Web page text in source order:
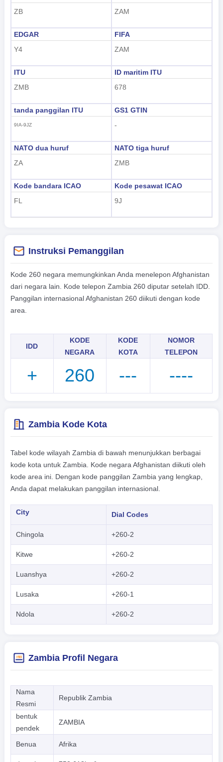
ZB
ZAM
EDGAR
Y4
FIFA
ZAM
ITU
ZMB
ID maritim ITU
678
tanda panggilan ITU
9IA-9JZ
GS1 GTIN
-
NATO dua huruf
ZA
NATO tiga huruf
ZMB
Kode bandara ICAO
FL
Kode pesawat ICAO
9J
Instruksi Pemanggilan
Kode 260 negara memungkinkan Anda menelepon Afghanistan
dari negara lain. Kode telepon Zambia 260 diputar setelah IDD.
Panggilan internasional Afghanistan 260 diikuti dengan kode
area.
IDD
KODE
NEGARA
KODE
KOTA
NOMOR
TELEPON
+ 260 --- ----
Zambia Kode Kota
Tabel kode wilayah Zambia di bawah menunjukkan berbagai
kode kota untuk Zambia. Kode negara Afghanistan diikuti oleh
kode area ini. Dengan kode panggilan Zambia yang lengkap,
Anda dapat melakukan panggilan internasional.
City Dial Codes
Chingola +260-2
Kitwe +260-2
Luanshya +260-2
Lusaka +260-1
Ndola +260-2
Zambia Profil Negara
Nama
Resmi
Republik Zambia
bentuk
pendek
ZAMBIA
Benua Afrika